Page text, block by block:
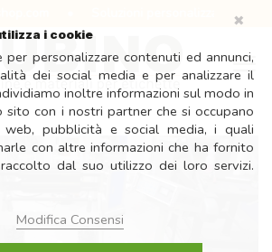
Soluzioni personalizzate per ogni
i cookie
✖
per personalizzare contenuti ed annunci,
dei social media e per analizzare il
inoltre informazioni sul modo in
sito con i nostri partner che si occupano
pubblicità e social media, i quali
con altre informazioni che ha fornito
dal suo utilizzo dei loro servizi.
Modifica Consensi